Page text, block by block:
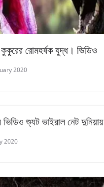
রোমহর্ষক যুদ্ধ। ভিডিও
2020
ভিডিও শ্যুট ভাইরাল নেট দুনিয়ায়
2020